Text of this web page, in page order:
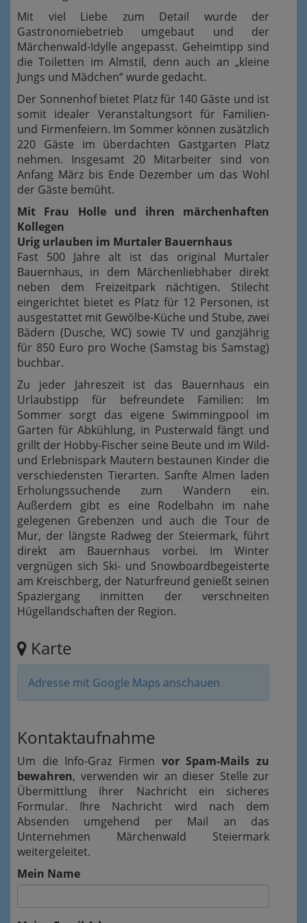
Mit viel Liebe zum Detail wurde der
Gastronomiebetrieb umgebaut und der
Märchenwald-Idylle angepasst. Geheimtipp sind
die Toiletten im Almstil, denn auch an „kleine
Jungs und Mädchen“ wurde gedacht.
Der Sonnenhof bietet Platz für 140 Gäste und ist
somit idealer Veranstaltungsort für Familien-
und Firmenfeiern. Im Sommer können zusätzlich
220 Gäste im überdachten Gastgarten Platz
nehmen. Insgesamt 20 Mitarbeiter sind von
Anfang März bis Ende Dezember um das Wohl
der Gäste bemüht.
Mit Frau Holle und ihren märchenhaften
Kollegen
Urig urlauben im Murtaler Bauernhaus
Fast 500 Jahre alt ist das original Murtaler
Bauernhaus, in dem Märchenliebhaber direkt
neben dem Freizeitpark nächtigen. Stilecht
eingerichtet bietet es Platz für 12 Personen, ist
ausgestattet mit Gewölbe-Küche und Stube, zwei
Bädern (Dusche, WC) sowie TV und ganzjährig
für 850 Euro pro Woche (Samstag bis Samstag)
buchbar.
Zu jeder Jahreszeit ist das Bauernhaus ein
Urlaubstipp für befreundete Familien: Im
Sommer sorgt das eigene Swimmingpool im
Garten für Abkühlung, in Pusterwald fängt und
grillt der Hobby-Fischer seine Beute und im Wild-
und Erlebnispark Mautern bestaunen Kinder die
verschiedensten Tierarten. Sanfte Almen laden
Erholungssuchende zum Wandern ein.
Außerdem gibt es eine Rodelbahn im nahe
gelegenen Grebenzen und auch die Tour de
Mur, der längste Radweg der Steiermark, führt
direkt am Bauernhaus vorbei. Im Winter
vergnügen sich Ski- und Snowboardbegeisterte
am Kreischberg, der Naturfreund genießt seinen
Spaziergang inmitten der verschneiten
Hügellandschaften der Region.
Karte
Adresse mit Google Maps anschauen
Kontaktaufnahme
Um die Info-Graz Firmen vor Spam-Mails zu
bewahren, verwenden wir an dieser Stelle zur
Übermittlung Ihrer Nachricht ein sicheres
Formular. Ihre Nachricht wird nach dem
Absenden umgehend per Mail an das
Unternehmen Märchenwald Steiermark
weitergeleitet.
Mein Name